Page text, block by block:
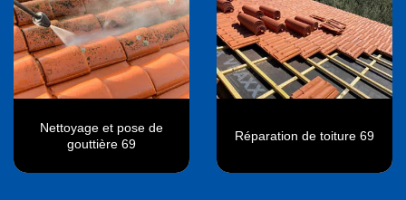
Nettoyage et pose de
gouttière 69
Réparation de toiture 69